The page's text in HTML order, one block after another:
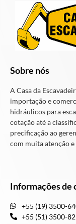
Sobre nós
A Casa da
importação e
hidráulicos para
cotação até a
precificação ao
com muita atenção
Informações de
+55 (19) 3500-
+55 (51) 3500-